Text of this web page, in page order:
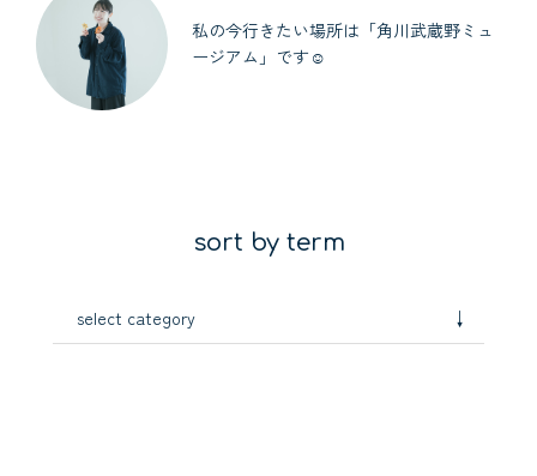
私の今行きたい場所は「角川武蔵野ミュ
ージアム」です☺︎
sort by term
select category ↓